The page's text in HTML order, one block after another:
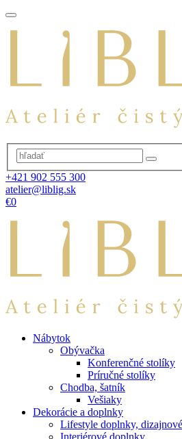
+421 902 555 300
atelier@liblig.sk
€0
Nábytok
Obývačka
Konferenčné stolíky
Príručné stolíky
Chodba, šatník
Vešiaky
Dekorácie a doplnky
Lifestyle doplnky,
Interiérové doplnky